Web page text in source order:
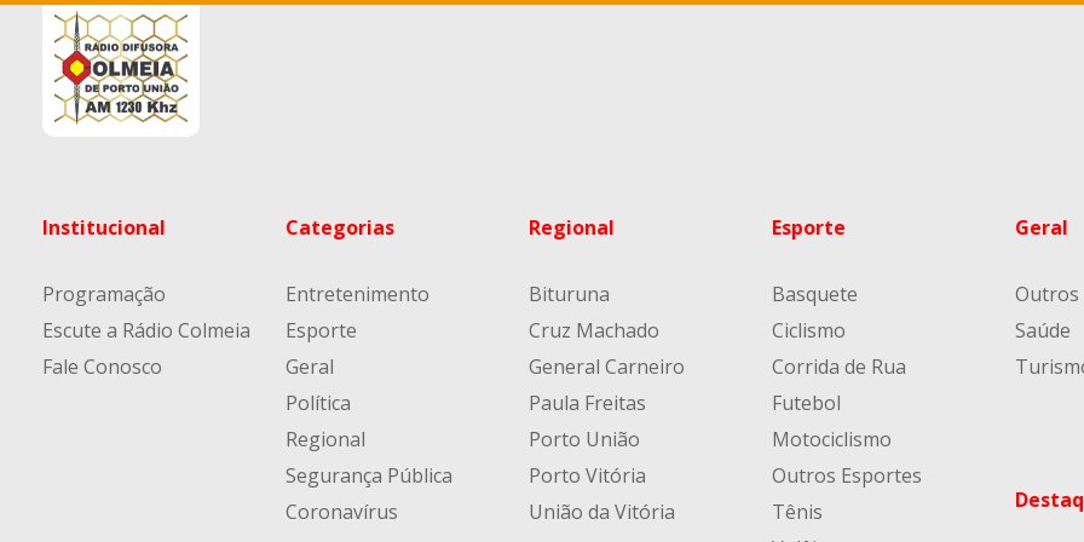
Institucional
Programação
Escute a Rádio Colmeia
Fale Conosco
Categorias
Entretenimento
Esporte
Geral
Política
Regional
Segurança Pública
Coronavírus
Regional
Bituruna
Cruz Machado
General Carneiro
Paula Freitas
Porto União
Porto Vitória
União da Vitória
Esporte
Basquete
Ciclismo
Corrida de Rua
Futebol
Motociclismo
Outros Esportes
Tênis
Geral
Outros
Saúde